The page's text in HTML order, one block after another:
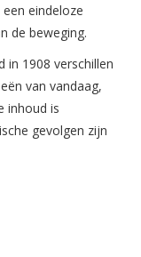
eindeloze
de beweging.
in 1908 verschillen
van vandaag,
inhoud is
gevolgen zijn